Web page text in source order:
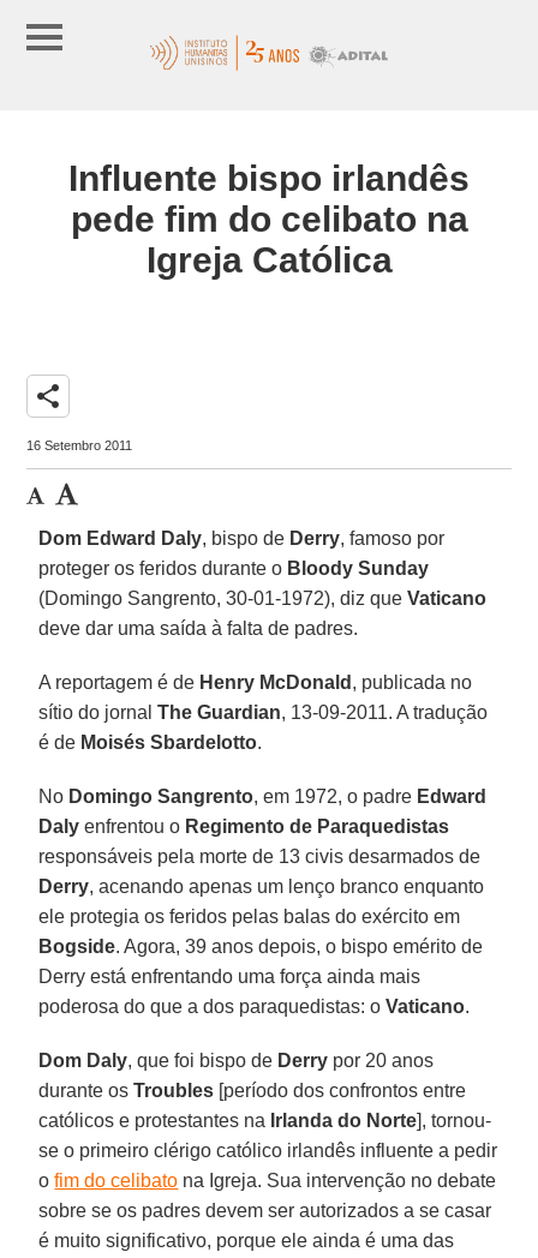
Influente bispo irlandês
pede fim do celibato na
Igreja Católica
share
16 Setembro 2011
Dom Edward Daly, bispo de Derry, famoso por
proteger os feridos durante o Bloody Sunday
(Domingo Sangrento, 30-01-1972), diz queVaticano
deve dar uma saída à falta de padres.
A reportagem é de Henry McDonald , publicada no
sítio do jornalThe Guardian, 13-09-2011. A tradução
é de Moisés Sbardelotto.
No Domingo Sangrento, em 1972, o padre Edward
Daly enfrentou o Regimento de Paraquedistas
responsáveis pela morte de 13 civis desarmados de
Derry, acenando apenas um lenço branco enquanto
ele protegia os feridos pelas balas do exército em
Bogside. Agora, 39 anos depois, o bispo emérito de
Derry está enfrentando uma força ainda mais
poderosa do que a dos paraquedistas: oVaticano.
Dom Daly, que foi bispo de Derry por 20 anos
durante osTroubles [período dos confrontos entre
católicos e protestantes na Irlanda do Norte], tornou-
se o primeiro clérigo católico irlandês influente a pedir
ofim do celibato na Igreja. Sua intervenção no debate
sobre se os padres devem ser autorizados a se casar
é muito significativo, porque ele ainda é uma das